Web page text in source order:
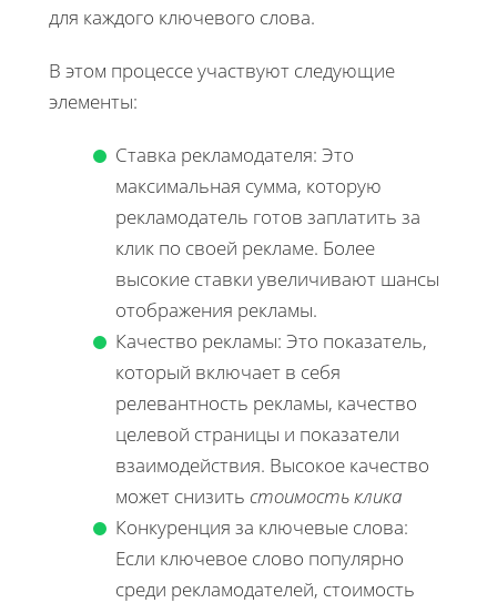
для каждого ключевого слова.
В этом процессе участвуют следующие
элементы:
Ставка рекламодателя: Это
максимальная сумма, которую
рекламодатель готов заплатить за
клик по своей рекламе. Более
высокие ставки увеличивают шансы
отображения рекламы.
Качество рекламы: Это показатель,
который включает в себя
релевантность рекламы, качество
целевой страницы и показатели
взаимодействия. Высокое качество
может снизить стоимость клика
Конкуренция за ключевые слова:
Если ключевое слово популярно
среди рекламодателей, стоимость